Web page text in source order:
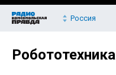
Россия
Робототехника